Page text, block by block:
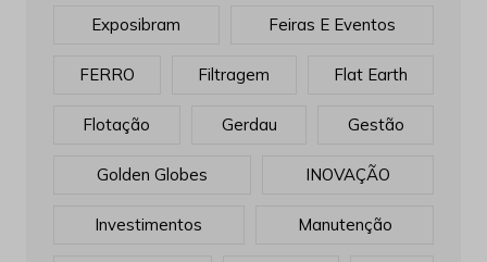
Exposibram Feiras E Eventos
FERRO Filtragem Flat Earth
Flotação Gerdau Gestão
Golden Globes INOVAÇÃO
Investimentos Manutenção